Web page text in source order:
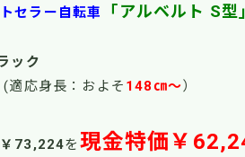
セラー自転車 「アルベルト S型
ック
応身長：およそ 148㎝～）
73,224を 現金特価￥